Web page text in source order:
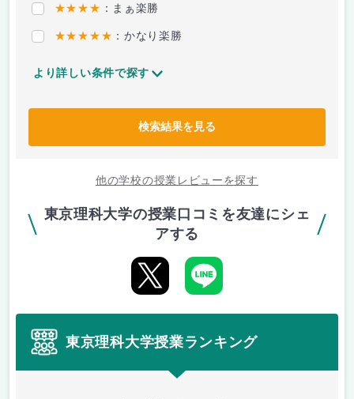
★★★★ ：まぁ楽勝
★★★★★ ：かなり楽勝
より詳しい条件で探す
検索結果を見る
他の学校の授業レビューを探す
東京理科大学の授業口コミを友達にシェ
アする
東京理科大学授業ランキング